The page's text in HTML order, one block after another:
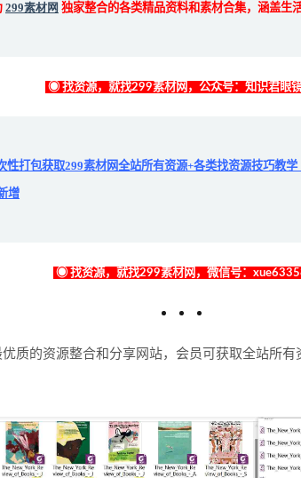
299素材网 独家整合的各类精品资料和素材合集，涵盖生
◉ 找资源，就找299素材网，公众号：知识君眼
性打包获取299素材网全站所有资源+各类找资源技巧教
增
◉ 找资源，就找299素材网，微信号：
质的资源整合和分享网站，会员可获取全站所